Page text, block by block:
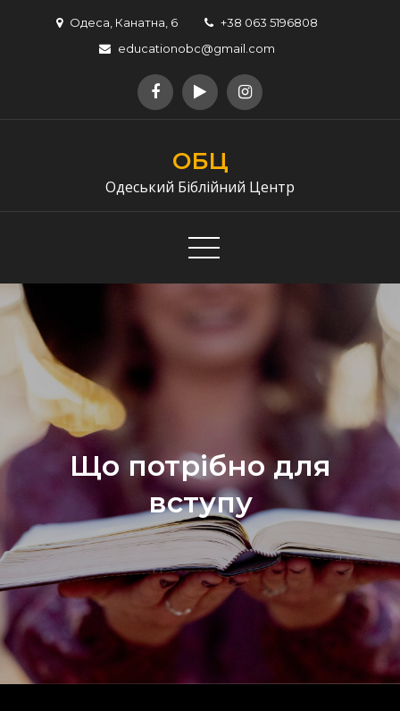
Одеса, Канатна, 6
+38 063 5196808
educationobc@gmail.com
ОБЦ
Одеський Біблійний Центр
Що потрібно для
вступу